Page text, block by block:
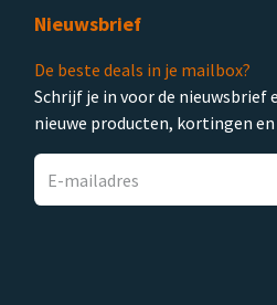
Nieuwsbrief
De beste deals in je mailbox?
Schrijf je in voor de nieuwsbrief
nieuwe producten, kortingen